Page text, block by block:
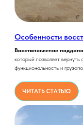
Особенности
Восстановление
который позволяет
функциональность и
ЧИТАТЬ СТАТЬЮ